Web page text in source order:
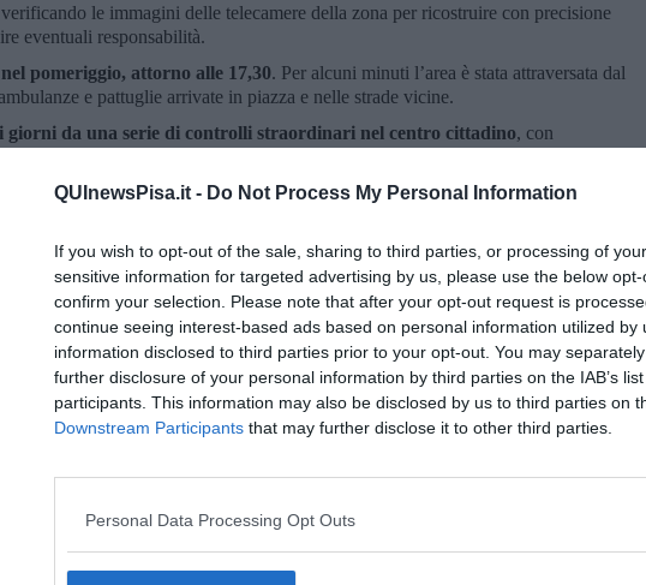
QUInewsPisa.it - Do Not Process My Personal Information
If you wish to opt-out of the sale, sharing to third parties, or processing of
sensitive information for targeted advertising by us, please use the below
confirm your selection. Please note that after your opt-out request is
continue seeing interest-based ads based on personal information utilized by
information disclosed to third parties prior to your opt-out. You may
further disclosure of your personal information by third parties on the IAB’s
participants. This information may also be disclosed by us to third parties on
Downstream Participants that may further disclose it to other third parties.
Personal Data Processing Opt Outs
le immagini delle telecamere della zona per ricostruire con precisione
eventuali responsabilità.
pomeriggio, attorno alle 17,30. Per alcuni minuti l’area è stata attraversata dal
e pattuglie arrivate in piazza e nelle strade vicine.
giorni da una serie di controlli straordinari nel centro cittadino, con
piazze più frequentate nelle ore serali e notturne. Le verifiche avevano interessato
insieme ad altre zone sensibili del centro storico.
principali della Toscana iscriviti alla Newsletter QUInews - ToscanaMedia.
20:00 direttamente nella tua casella di posta.
anche:
e sequestri per droga
della Polizia sul territorio
di un muro